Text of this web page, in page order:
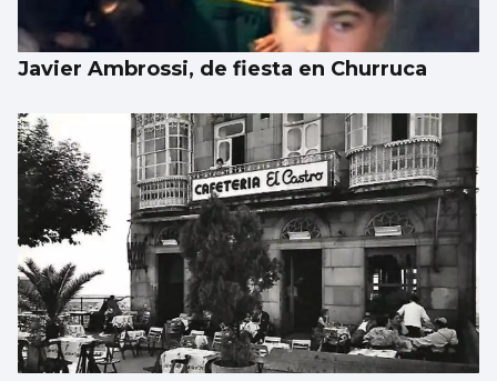
Javier Ambrossi, de fiesta en Churruca